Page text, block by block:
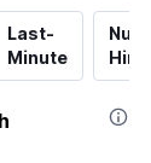
Last-
Minute
Nur